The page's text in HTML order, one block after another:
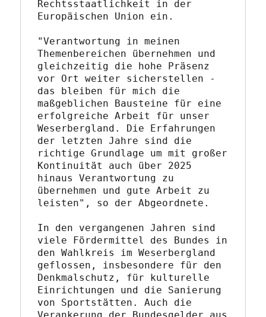
Rechtsstaatlichkeit in der
Europäischen Union ein.
"Verantwortung in meinen
Themenbereichen übernehmen und
gleichzeitig die hohe Präsenz
vor Ort weiter sicherstellen -
das bleiben für mich die
maßgeblichen Bausteine für eine
erfolgreiche Arbeit für unser
Weserbergland. Die Erfahrungen
der letzten Jahre sind die
richtige Grundlage um mit großer
Kontinuität auch über 2025
hinaus Verantwortung zu
übernehmen und gute Arbeit zu
leisten", so der Abgeordnete.
In den vergangenen Jahren sind
viele Fördermittel des Bundes in
den Wahlkreis im Weserbergland
geflossen, insbesondere für den
Denkmalschutz, für kulturelle
Einrichtungen und die Sanierung
von Sportstätten. Auch die